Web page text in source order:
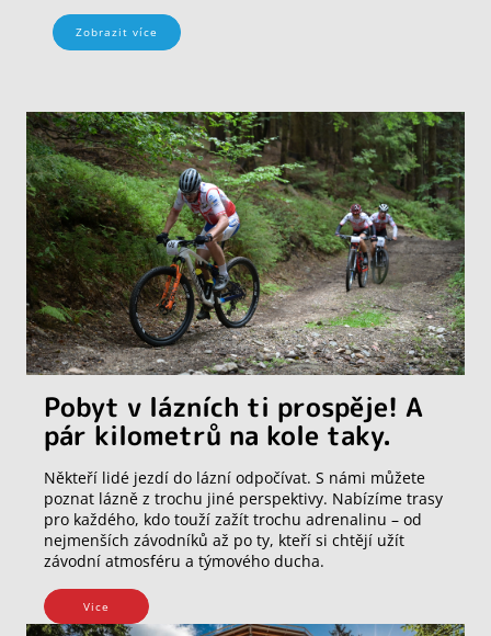
Zobrazit více
Pobyt v lázních ti prospěje! A
pár kilometrů na kole taky.
Někteří lidé jezdí do lázní odpočívat. S námi můžete
poznat lázně z trochu jiné perspektivy. Nabízíme trasy
pro každého, kdo touží zažít trochu adrenalinu – od
nejmenších závodníků až po ty, kteří si chtějí užít
závodní atmosféru a týmového ducha.
Vice